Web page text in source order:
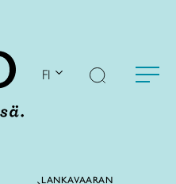
FI
LANKAVAARAN